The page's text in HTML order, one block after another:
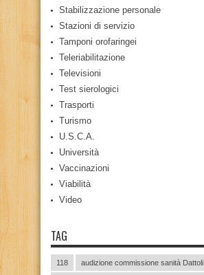
Stabilizzazione personale
Stazioni di servizio
Tamponi orofaringei
Teleriabilitazione
Televisioni
Test sierologici
Trasporti
Turismo
U.S.C.A.
Università
Vaccinazioni
Viabilità
Video
TAG
118 audizione commissione sanità Dattoli